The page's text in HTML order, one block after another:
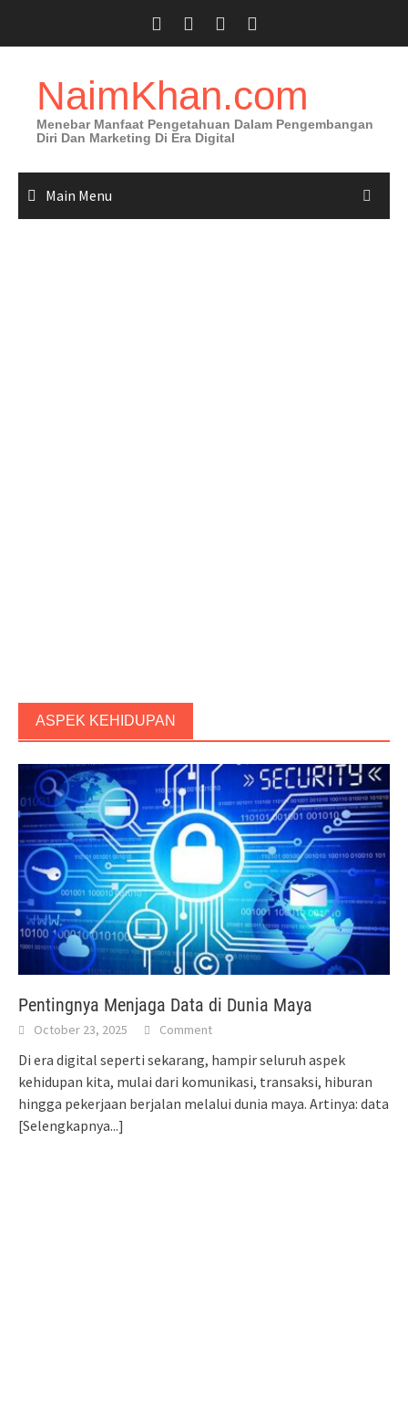
NaimKhan.com
Menebar Manfaat Pengetahuan Dalam Pengembangan
Diri Dan Marketing Di Era Digital
Main Menu
ASPEK KEHIDUPAN
Pentingnya Menjaga Data di Dunia Maya
October 23, 2025 Comment
Di era digital seperti sekarang, hampir seluruh aspek
kehidupan kita, mulai dari komunikasi, transaksi, hiburan
hingga pekerjaan berjalan melalui dunia maya. Artinya: data
[Selengkapnya...]